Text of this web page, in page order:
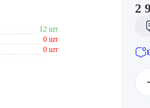
2
12 шт
0 шт
0 шт